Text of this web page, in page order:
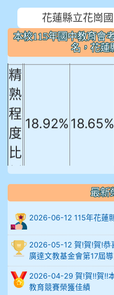
花蓮縣立花崗
本校115年國中教育會
名，花蓮
本校115年國中
學生共計22名，
英文
精
熟
程
度
比
例
18.92% 18.65%
906陳兆宏 5A10+
912余 嘉 5A10+
914謝佩臻 5A10+
902蘇奕愷
903陳品帆
最新
2026-06-12 115年花蓮
2026-05-12 賀!賀!賀!恭
廣達文教基金會第17屆
2026-04-29 賀!賀!!賀!!
教育競賽榮獲佳績